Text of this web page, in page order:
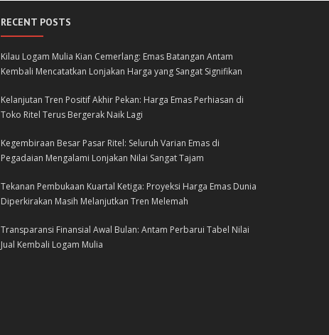
RECENT POSTS
Kilau Logam Mulia Kian Cemerlang: Emas Batangan Antam
Kembali Mencatatkan Lonjakan Harga yang Sangat Signifikan
Kelanjutan Tren Positif Akhir Pekan: Harga Emas Perhiasan di
Toko Ritel Terus Bergerak Naik Lagi
Kegembiraan Besar Pasar Ritel: Seluruh Varian Emas di
Pegadaian Mengalami Lonjakan Nilai Sangat Tajam
Tekanan Pembukaan Kuartal Ketiga: Proyeksi Harga Emas Dunia
Diperkirakan Masih Melanjutkan Tren Melemah
Transparansi Finansial Awal Bulan: Antam Perbarui Tabel Nilai
Jual Kembali Logam Mulia